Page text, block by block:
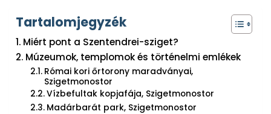
Tartalomjegyzék
Miért pont a Szentendrei-sziget?
Múzeumok, templomok és történelmi emlékek
Római kori őrtorony maradványai,
Szigetmonostor
Vízbefultak kopjafája, Szigetmonostor
Madárbarát park, Szigetmonostor